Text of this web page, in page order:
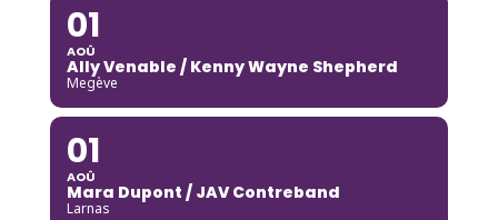
01
AOÛ
Ally Venable / Kenny Wayne Shepherd
Megève
01
AOÛ
Mara Dupont / JAV Contreband
Larnas